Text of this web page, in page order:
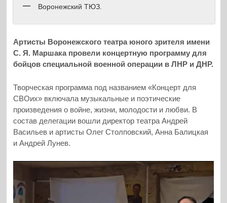
Воронежский ТЮЗ.
Артисты Воронежского театра юного зрителя имени
С. Я. Маршака провели концертную программу для
бойцов специальной военной операции в ЛНР и ДНР.
Творческая программа под названием «Концерт для
СВОих» включала музыкальные и поэтические
произведения о войне, жизни, молодости и любви. В
состав делегации вошли директор театра Андрей
Васильев и артисты Олег Столповский, Анна Балицкая
и Андрей Лунев.